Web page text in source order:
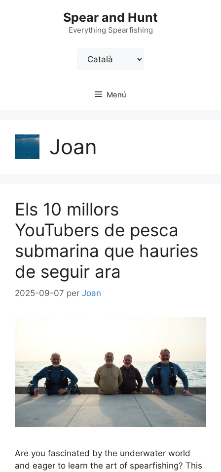
Spear and Hunt
Everything Spearfishing
Trieu
Menú
Joan
Els 10 millors
YouTubers de pesca
submarina que hauries
de seguir ara
2025-09-07 per Joan
Are you fascinated by the underwater world
and eager to learn the art of spearfishing? This